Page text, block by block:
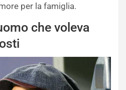
per la famiglia.
che voleva